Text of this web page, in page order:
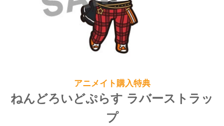
アニメイト購入特典
ねんどろいどぷらす ラバーストラッ
プ